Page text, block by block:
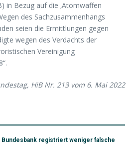
in Bezug auf die ‚Atomwaffen
des Sachzusammenhangs
seien die Ermittlungen gegen
wegen des Verdachts der
Vereinigung
HiB Nr. 213 vom 6. Mai 2022
Bundesbank registriert weniger falsche